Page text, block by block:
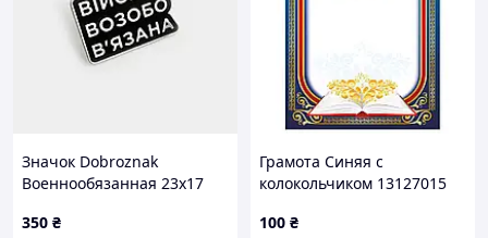
Значок Dobroznak
Военнообязанная 23х17
350 ₴
Грамота Синяя с
колокольчиком 13127015
г/м2 матовая
100 ₴